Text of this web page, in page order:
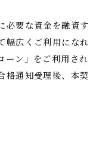
必要な資金を融資す
幅広くご利用になれ
ーン」をご利用され
格通知受理後、本契